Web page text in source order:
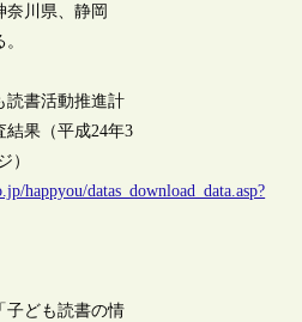
奈川県、静岡
読書活動推進計
結果（平成24年3
）
happyou/datas_download_data.asp?
子ども読書の情